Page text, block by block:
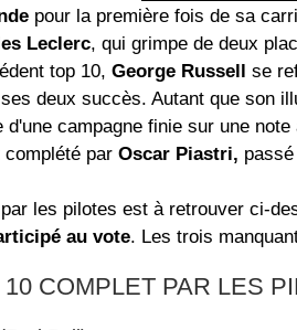
pour la première fois de sa
Leclerc, qui grimpe de deux
top 10, George Russell se
deux succès. Autant que son
d'une campagne finie sur une
par Oscar Piastri,
les pilotes est à retrouver ci-
au vote. Les trois
COMPLET PAR LES